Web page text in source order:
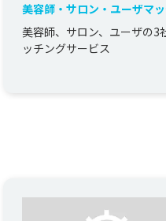
美容師・サロン・ユーザマ
グシステム改修及びアプリ
美容師、サロン、ユーザの3
ッチングサービス